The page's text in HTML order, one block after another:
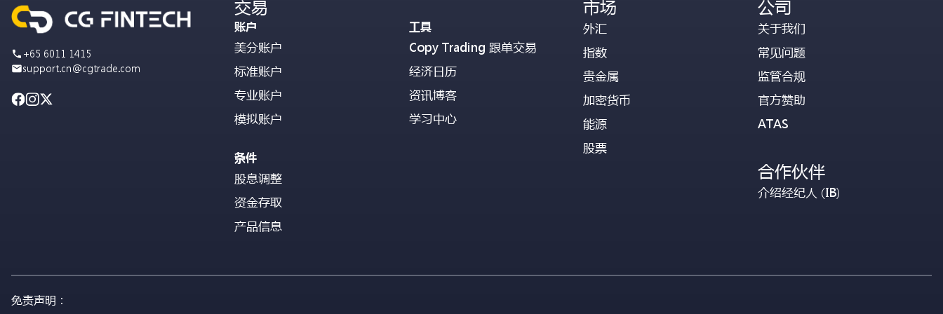
+65 6011 1415
support.cn@cgtrade.com
交易
账户
美分账户
标准账户
专业账户
模拟账户
条件
股息调整
资金存取
产品信息
工具
Copy Trading 跟单交易
经济日历
资讯博客
学习中心
市场
外汇
指数
贵金属
加密货币
能源
股票
公司
关于我们
常见问题
监管合规
官方赞助
ATAS
合作伙伴
介绍经纪人 (IB)
免责声明：